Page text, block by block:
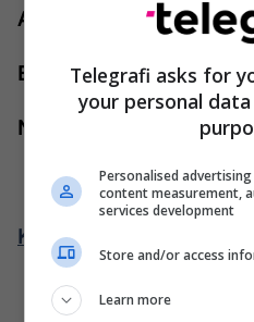
Agjenti: Iliriana Maxhuni
Emaili:
Numri i telefonit: +383
Kliko këtu për më shumë:
Telegrafi asks for
your personal
Personalised
content measurement,
services development
Store and/or access
Learn more